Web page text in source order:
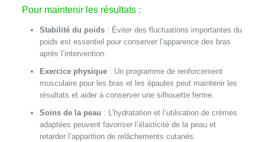
Pour maintenir les résultats :
Stabilité du poids: Éviter des fluctuations importantes du
poids est essentiel pour conserver l’apparence des bras
après l’intervention.
Exercice physique: Un programme de renforcement
musculaire pour les bras et les épaules peut maintenir les
résultats et aider à conserver une silhouette ferme.
Soins de la peau : L’hydratation et l’utilisation de crèmes
adaptées peuvent favoriser l’élasticité de la peau et
retarder l’apparition de relâchements cutanés.